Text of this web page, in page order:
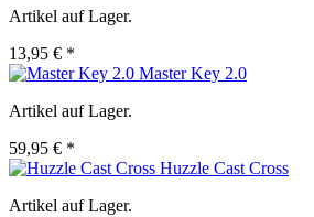
Artikel auf Lager.
13,95 € *
Master Key 2.0
Artikel auf Lager.
59,95 € *
Huzzle Cast Cross
Artikel auf Lager.